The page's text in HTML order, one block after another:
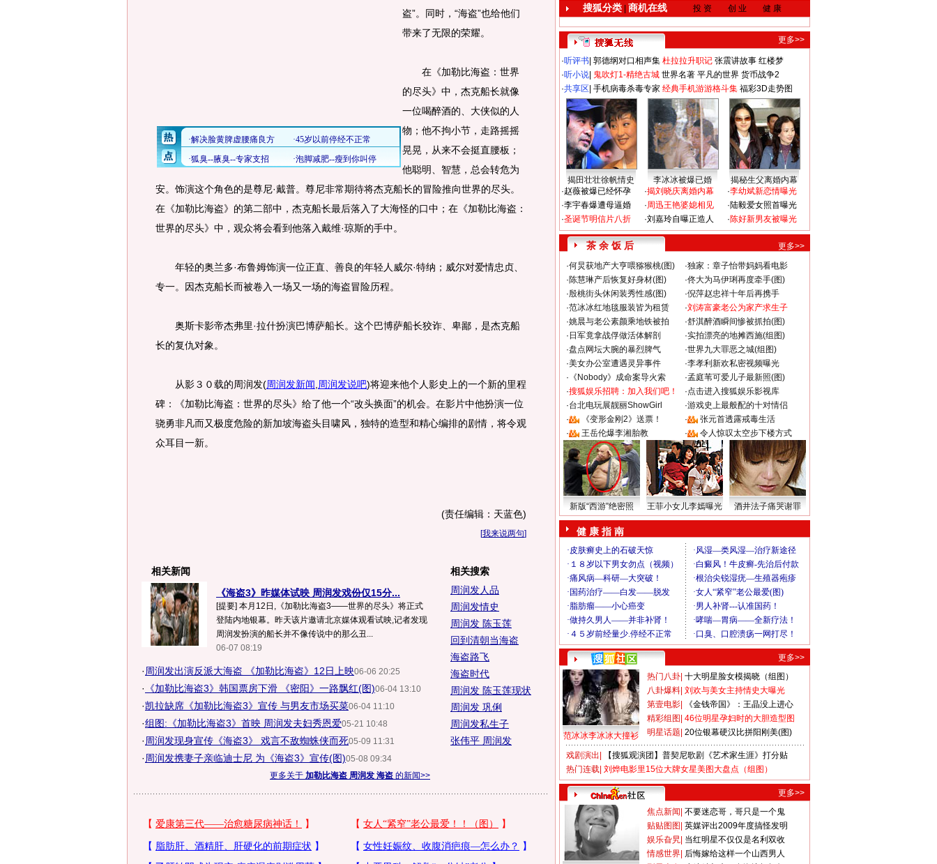
盗”。同时，“海盗”也给他们
带来了无限的荣耀。
在《加勒比海盗：世界
的尽头》中，杰克船长就像
一位喝醉酒的、大侠似的人
物；他不拘小节，走路摇摇
晃晃，从来不会挺直腰板；
他聪明、智慧，总会转危为
安。饰演这个角色的是尊尼·戴普。尊尼非常期待将杰克船长的冒险推向世界的尽头。
在《加勒比海盗》的第二部中，杰克船长最后落入了大海怪的口中；在《加勒比海盗：
世界的尽头》中，观众将会看到他落入戴维·琼斯的手中。
年轻的奥兰多·布鲁姆饰演一位正直、善良的年轻人威尔·特纳；威尔对爱情忠贞、
专一。因杰克船长而被卷入一场又一场的海盗冒险历程。
奥斯卡影帝杰弗里·拉什扮演巴博萨船长。这个巴博萨船长狡诈、卑鄙，是杰克船
长的复仇对象。
从影３０载的周润发(周润发新闻 周润发说吧)将迎来他个人影史上的一个新的里程
碑：《加勒比海盗：世界的尽头》给了他一个“改头换面”的机会。在影片中他扮演一位
骁勇非凡而又极度危险的新加坡海盗头目啸风，独特的造型和精心编排的剧情，将令观
众耳目一新。
(责任编辑：天蓝色)
[我来说两句]
相关新闻
《海盗3》昨媒体试映 周润发戏份仅15分...
[提要] 本月12日,《加勒比海盗3——世界的尽头》将正式
登陆内地银幕。昨天该片邀请北京媒体观看试映,记者发现
周润发扮演的船长并不像传说中的那么丑...
06-07 08:19
· 周润发出演反派大海盗 《加勒比海盗》12日上映06-06 20:25
· 《加勒比海盗3》韩国票房下滑 《密阳》一路飘红(图)06-04 13:10
·凯拉缺席《加勒比海盗3》宣传 与男友市场买菜06-04 11:10
·组图:《加勒比海盗3》首映 周润发夫妇秀恩爱05-21 10:48
· 周润发现身宣传《海盗3》 戏言不敌蜘蛛侠而死05-09 11:31
· 周润发携妻子亲临迪士尼 为《海盗3》宣传(图)05-08 09:34
更多关于 加勒比海盗 周润发 海盗 的新闻>>
相关搜索
周润发人品
周润发情史
周润发 陈玉莲
回到清朝当海盗
海盗路飞
海盗时代
周润发 陈玉莲现状
周润发 巩俐
周润发私生子
张伟平 周润发
搜狐分类| 商机在线 投 资 创 业 健 康
更多>>
·听评书 郭德纲对口相声集 杜拉拉升职记 张震讲故事 红楼梦
·听小说 鬼吹灯1-精绝古城 世界名著 平凡的世界 货币战争2
·共享区 手机病毒杀毒专家 经典手机游游格斗集 福彩3D走势图
揭田壮壮徐帆情史 李冰冰被爆已婚
揭秘生父离婚内幕
·赵薇被爆已经怀孕
·李宇春爆遭母逼婚
·圣诞节明信片八折
·揭刘晓庆离婚内幕
·周迅王艳婆媳相见
·刘嘉玲自曝正造人
·李幼斌新恋情曝光
·陆毅爱女照首曝光
·陈好新男友被曝光
茶 余 饭 后
更多>>
·何炅获地产大亨喂猕猴桃(图) ·独家：章子怡带妈妈看电影
·陈慧琳产后恢复好身材(图) ·佟大为马伊琍再度牵手(图)
·殷桃街头休闲装秀性感(图) ·倪萍赵忠祥十年后再携手
·范冰冰红地毯服装皆为租赁 ·刘涛富豪老公为家产求生子
·姚晨与老公素颜乘地铁被拍 ·舒淇醉酒瞬间惨被抓拍(图)
· 日军竟拿战俘做活体解剖 ·实拍漂亮的地摊西施(组图)
·盘点网坛大腕的暴烈脾气 ·世界九大罪恶之城(组图)
·美女办公室遭遇灵异事件 ·李孝利新欢私密视频曝光
· 《Nobody》成命案导火索 ·孟庭苇可爱儿子最新照(图)
·搜狐娱乐招聘：加入我们吧！ ·点击进入搜狐娱乐影视库
·台北电玩展靓丽ShowGirl ·游戏史上最般配的十对情侣
·
《变形金刚2》送票！ ·
张元首透露戒毒生活
·
王岳伦爆李湘胎教 · 令人惊叹太空步下楼方式
新版“西游”绝密照 王菲小女儿李嫣曝光 酒井法子痛哭谢罪
健 康 指 南
更多>>
范冰冰李冰冰大撞衫
热门八卦 十大明星脸女模揭晓（组图）
八卦爆料 刘欢与美女主持情史大曝光
第壹电影
《金钱帝国》：王晶没上进心
精彩组图 46位明星孕妇时的大胆造型图
明星话题 20位银幕硬汉比拼阳刚美(图)
戏剧演出
【搜狐观演团】普契尼歌剧《艺术家生涯》打分贴
热门连载 刘烨电影里15位大牌女星美图大盘点（组图）
更多>>
焦点新闻 不要迷恋哥，哥只是一个鬼
贴贴图图 英媒评出2009年度搞怪发明
娱乐旮旯 当红明星不仅仅是名利双收
情感世界 后悔嫁给这样一个山西男人